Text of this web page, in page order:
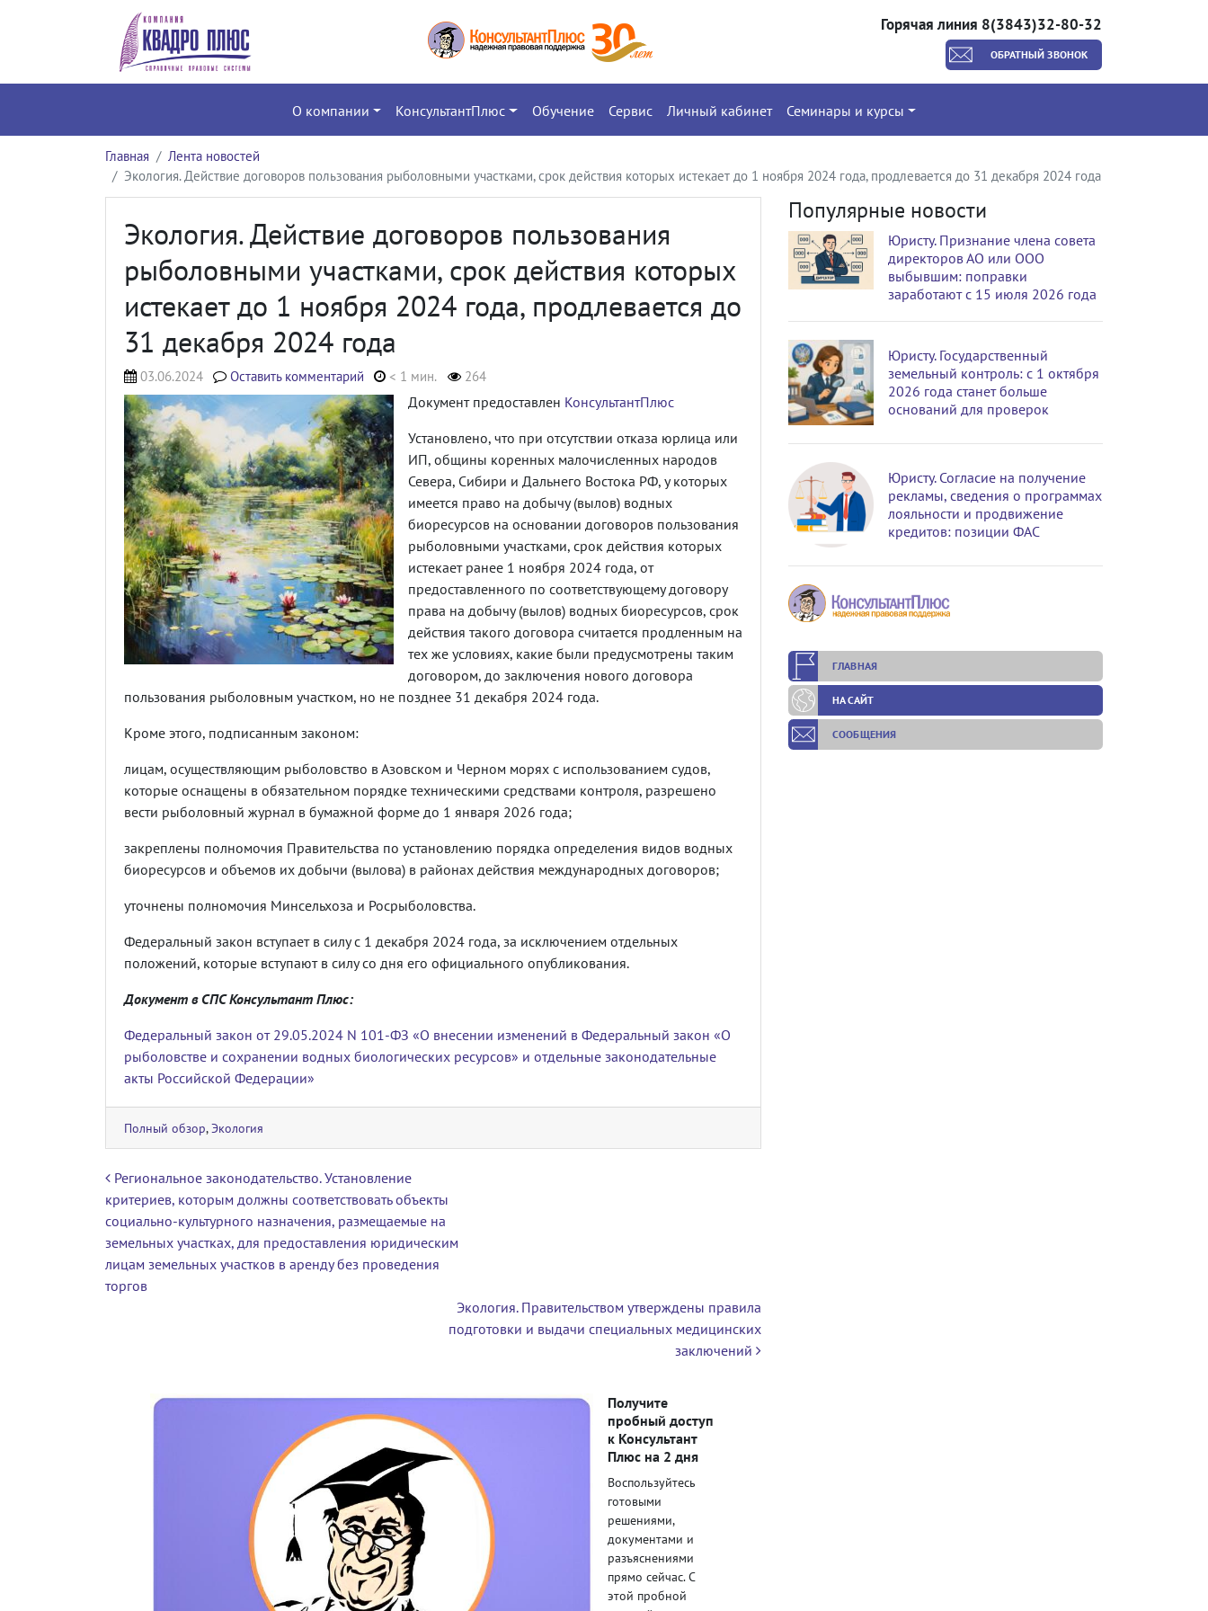
Горячая линия 8(3843)32-80-32
ОБРАТНЫЙ ЗВОНОК
О компании КонсультантПлюс Обучение Сервис Личный кабинет Семинары и курсы
Главная
Лента новостей
Экология. Действие договоров пользования рыболовными участками, срок действия которых истекает до 1 ноября 2024 года, продлевается до 31 декабря 2024 года
Экология. Действие договоров пользования
рыболовными участками, срок действия которых
истекает до 1 ноября 2024 года, продлевается до
31 декабря 2024 года
03.06.2024 Оставить комментарий < 1 мин. 264
Документ предоставлен КонсультантПлюс
Установлено, что при отсутствии отказа юрлица или
ИП, общины коренных малочисленных народов
Севера, Сибири и Дальнего Востока РФ, у которых
имеется право на добычу (вылов) водных
биоресурсов на основании договоров пользования
рыболовными участками, срок действия которых
истекает ранее 1 ноября 2024 года, от
предоставленного по соответствующему договору
права на добычу (вылов) водных биоресурсов, срок
действия такого договора считается продленным на
тех же условиях, какие были предусмотрены таким
договором, до заключения нового договора
пользования рыболовным участком, но не позднее 31 декабря 2024 года.
Кроме этого, подписанным законом:
лицам, осуществляющим рыболовство в Азовском и Черном морях с использованием судов,
которые оснащены в обязательном порядке техническими средствами контроля, разрешено
вести рыболовный журнал в бумажной форме до 1 января 2026 года;
закреплены полномочия Правительства по установлению порядка определения видов водных
биоресурсов и объемов их добычи (вылова) в районах действия международных договоров;
уточнены полномочия Минсельхоза и Росрыболовства.
Федеральный закон вступает в силу с 1 декабря 2024 года, за исключением отдельных
положений, которые вступают в силу со дня его официального опубликования.
Документ в СПС Консультант Плюс:
Федеральный закон от 29.05.2024 N 101-ФЗ «О внесении изменений в Федеральный закон «О
рыболовстве и сохранении водных биологических ресурсов» и отдельные законодательные
акты Российской Федерации»
Полный обзор,Экология
Навигация по записям
Региональное законодательство. Установление
критериев, которым должны соответствовать объекты
социально-культурного назначения, размещаемые на
земельных участках, для предоставления юридическим
лицам земельных участков в аренду без проведения
торгов
Экология. Правительством утверждены правила
подготовки и выдачи специальных медицинских
заключений
Получите
пробный доступ
к Консультант
Плюс на 2 дня
Воспользуйтесь
готовыми
решениями,
документами и
разъяснениями
прямо сейчас. С
этой пробной
Популярные новости
Юристу. Признание члена совета
директоров АО или ООО
выбывшим: поправки
заработают с 15 июля 2026 года
Юристу. Государственный
земельный контроль: с 1 октября
2026 года станет больше
оснований для проверок
Юристу. Согласие на получение
рекламы, сведения о программах
лояльности и продвижение
кредитов: позиции ФАС
ГЛАВНАЯ
НА САЙТ
СООБЩЕНИЯ